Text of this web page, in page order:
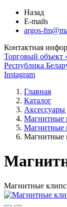
Назад
E-mails
argos-
Контактная
Торговый объект
Республика
Instagram
Главная
Каталог
Магнитные
Магнитные
Магнитные
Магнитные